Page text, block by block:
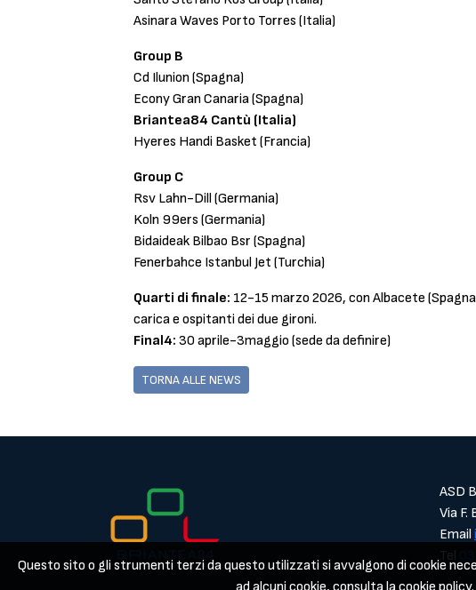
Asinara Waves Porto Torres (Italia)
Group B
Cd Ilunion (Spagna)
Econy Gran Canaria (Spagna)
Briantea84 Cantù (Italia)
Hyeres Handi Basket (Francia)
Group C
Rsv Lahn-Dill (Germania)
Koln 99ers (Germania)
Bidaideak Bilbao Bsr (Spagna)
Fenerbahce Istanbul Jet (Turchia)
Quarti di finale: 12-15 marzo 2026, con Albacete
carica e ospitanti dei due gironi.
Final4: 30 aprile-3maggio (sede da definire)
TORNA ALLE NEWS
ASD
Via
Email
Questo sito o gli strumenti terzi da questo utilizzati si avvalgono di cookie